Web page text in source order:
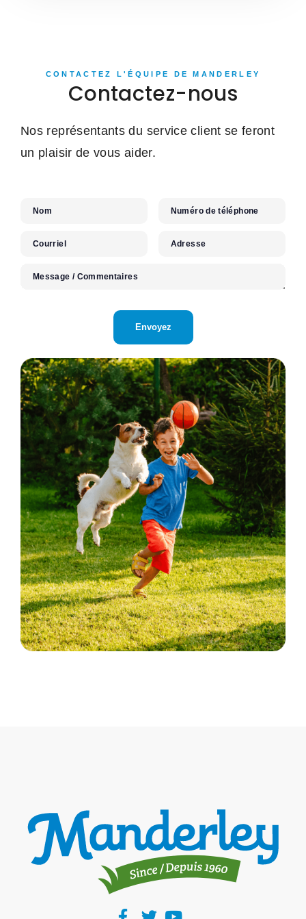
CONTACTEZ L'ÉQUIPE DE MANDERLEY
Contactez-nous
Nos représentants du service client se feront
un plaisir de vous aider.
Nom Numéro de téléphone
Courriel Adresse
Message / Commentaires